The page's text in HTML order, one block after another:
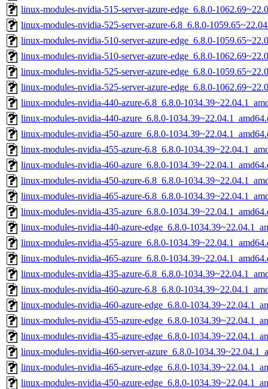
linux-modules-nvidia-515-server-azure-edge_6.8.0-
linux-modules-nvidia-525-server-azure-6.8_6.8.0-
linux-modules-nvidia-510-server-azure-edge_6.8.0-
linux-modules-nvidia-510-server-azure-edge_6.8.0-
linux-modules-nvidia-525-server-azure-edge_6.8.0-
linux-modules-nvidia-525-server-azure-edge_6.8.0-
linux-modules-nvidia-440-azure-6.8_6.8.0-
linux-modules-nvidia-440-azure_6.8.0-
linux-modules-nvidia-450-azure_6.8.0-
linux-modules-nvidia-455-azure-6.8_6.8.0-
linux-modules-nvidia-460-azure_6.8.0-
linux-modules-nvidia-450-azure-6.8_6.8.0-
linux-modules-nvidia-465-azure-6.8_6.8.0-
linux-modules-nvidia-435-azure_6.8.0-
linux-modules-nvidia-440-azure-edge_6.8.0-
linux-modules-nvidia-455-azure_6.8.0-
linux-modules-nvidia-465-azure_6.8.0-
linux-modules-nvidia-435-azure-6.8_6.8.0-
linux-modules-nvidia-460-azure-6.8_6.8.0-
linux-modules-nvidia-460-azure-edge_6.8.0-
linux-modules-nvidia-455-azure-edge_6.8.0-
linux-modules-nvidia-435-azure-edge_6.8.0-
linux-modules-nvidia-460-server-azure_6.8.0-
linux-modules-nvidia-465-azure-edge_6.8.0-
linux-modules-nvidia-450-azure-edge_6.8.0-